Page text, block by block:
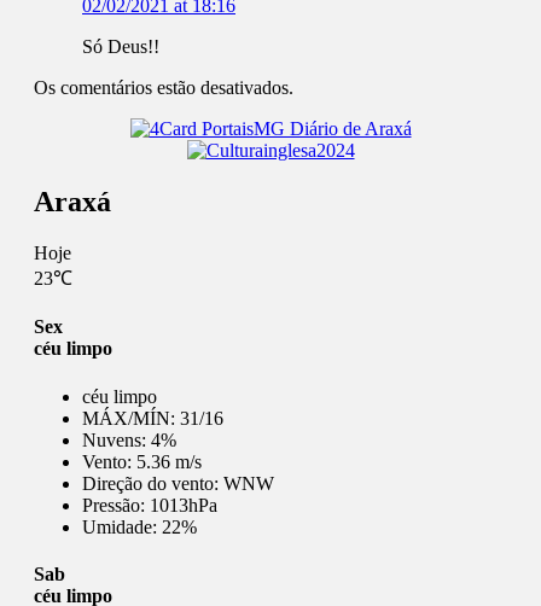
02/02/2021 at 18:16
Só Deus!!
Os comentários estão desativados.
Araxá
Hoje
23℃
Sex
céu limpo
céu limpo
MÁX/MÍN: 31/16
Nuvens: 4%
Vento: 5.36 m/s
Direção do vento: WNW
Pressão: 1013hPa
Umidade: 22%
Sab
céu limpo